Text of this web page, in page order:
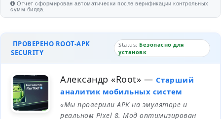
Отчет сформирован автоматически после верификации контрольных
сумм билда.
ПРОВЕРЕНО ROOT-APK
SECURITY
Status: Безопасно для
установк
Александр «Root» — Старший
аналитик мобильных систем
«Мы проверили APK на эмуляторе и
реальном Pixel 8. Мод оптимизирован